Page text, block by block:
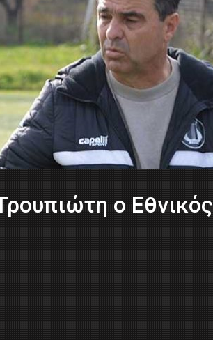
ο Εθνικός